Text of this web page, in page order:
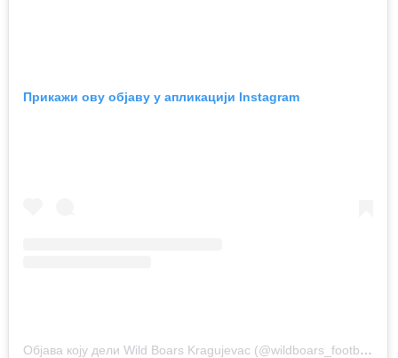
Прикажи ову објаву у апликацији Instagram
Објава коју дели Wild Boars Kragujevac (@wildboars_football)